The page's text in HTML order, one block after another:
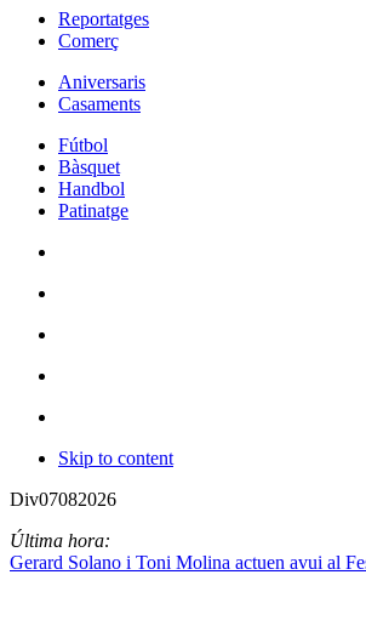
Reportatges
Comerç
Aniversaris
Casaments
Fútbol
Bàsquet
Handbol
Patinatge
Skip to content
Div07082026
Última hora:
Gerard Solano i Toni Molina actuen avui al